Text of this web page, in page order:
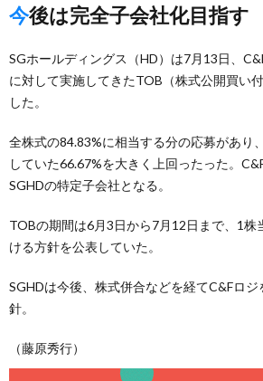
今後は完全子会社化目指す
SGホールディングス（HD）は7月13日、
に対して実施してきたTOB（株式公開買い
した。
全株式の84.83%に相当する分の応募があり
していた66.67%を大きく上回ったった。
SGHDの特定子会社となる。
TOBの期間は6月3日から7月12日まで、1株
ける方針を公表していた。
SGHDは今後、株式併合などを経てC&Fロ
針。
（藤原秀行）